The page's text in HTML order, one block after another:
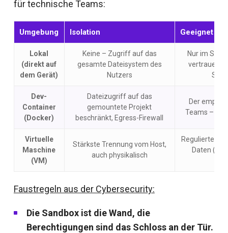
für technische Teams:
Umgebung Isolation Geeignet für
Lokal
(direkt auf
dem Gerät)
Keine – Zugriff auf das
gesamte Dateisystem des
Nutzers
Nur im
Dev-
Container
(Docker)
Dateizugriff auf das
gemountete Projekt
beschränkt, Egress-Firewall
Der
Teams –
Virtuelle
Maschine
(VM)
Stärkste Trennung vom Host,
auch physikalisch
Regulierte
Daten
Faustregeln aus der Cybersecurity:
Die Sandbox ist die Wand, die
Berechtigungen sind das Schloss an der Tür.